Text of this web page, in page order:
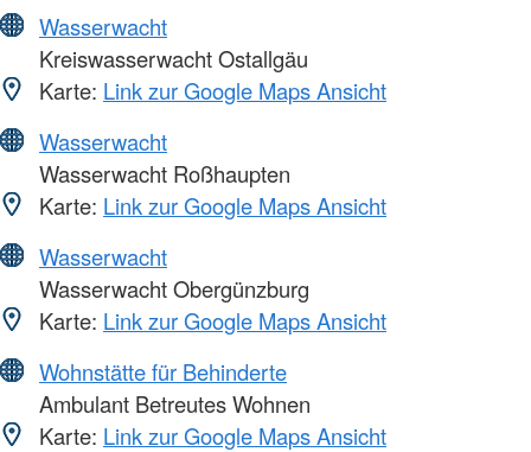
Wasserwacht
Kreiswasserwacht Ostallgäu
Karte: Link zur Google Maps Ansicht
Wasserwacht
Wasserwacht Roßhaupten
Karte: Link zur Google Maps Ansicht
Wasserwacht
Wasserwacht Obergünzburg
Karte: Link zur Google Maps Ansicht
Wohnstätte für Behinderte
Ambulant Betreutes Wohnen
Karte: Link zur Google Maps Ansicht